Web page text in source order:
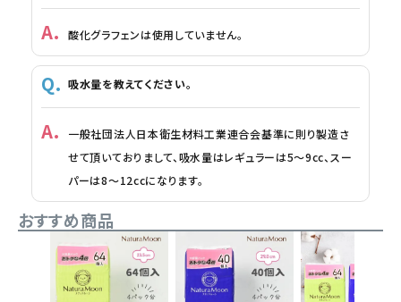
酸化グラフェンは使用していません。
吸水量を教えてください。
一般社団法人日本衛生材料工業連合会基準に則り製造さ
せて頂いておりまして、吸水量はレギュラーは5～9cc、スー
パーは8～12ccになります。
おすすめ商品